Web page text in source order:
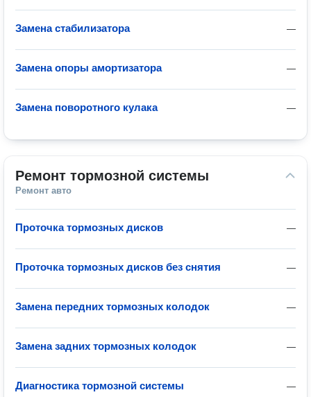
—
Замена стабилизатора
—
Замена опоры амортизатора
—
Замена поворотного кулака
Ремонт тормозной системы
Ремонт авто
—
Проточка тормозных дисков
—
Проточка тормозных дисков без снятия
—
Замена передних тормозных колодок
—
Замена задних тормозных колодок
—
Диагностика тормозной системы